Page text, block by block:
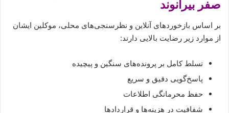
صفر بیرانوند
بر اساس بازخوردهای آنلاین و نظرسنجی‌های محلی، موکلین ایشان
از موارد زیر رضایت بالایی دارند:
تسلط کامل بر پرونده‌های سنگین و پیچیده
پاسخ‌گویی دقیق و سریع
حفظ محرمانگی اطلاعات
شفافیت در هزینه‌ها و قراردادها